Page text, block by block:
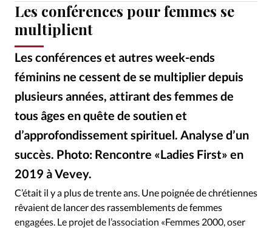
Tous les articles
Faire un don
Emploi
Se connecter
Édition: Internationale
Devise:
RUBRIQUES
Tous les articles
Actualité chrétienne
Actualité internationale
Dossier
Eglises Foi Génération réveil
Monde
Opinions
Publireportage
Relations Aujourd'hui
Les conférences pour femmes se
multiplient
Les conférences et autres week-ends
féminins ne cessent de se multiplier depuis
plusieurs années, attirant des femmes de
tous âges en quête de soutien et
d’approfondissement spirituel. Analyse d’un
succès. Photo: Rencontre «Ladies First» en
2019 à Vevey.
C’était il y a plus de trente ans. Une poignée de chrétiennes
rêvaient de lancer des rassemblements de femmes
engagées. Le projet de l’association «Femmes 2000, oser